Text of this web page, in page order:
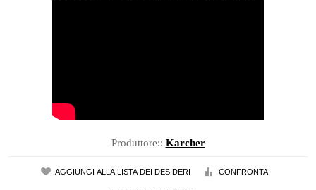
Produttore:: Karcher